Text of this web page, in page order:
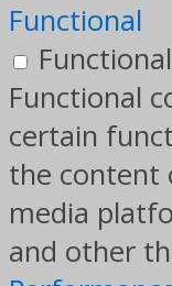
Functional
Functional
Functional
certain
the content
media
and other